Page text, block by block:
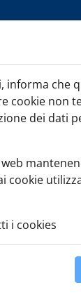
dicembre
al
informa che
cookie non
dei dati
cookie
i cookies